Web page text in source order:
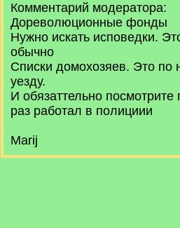
Комментарий модератора:
Дореволюционные фонды
Нужно искать исповедки.
обычно
Списки домохозяев. Это по
уезду.
И обязаттельно
раз работал в полициии
Marij